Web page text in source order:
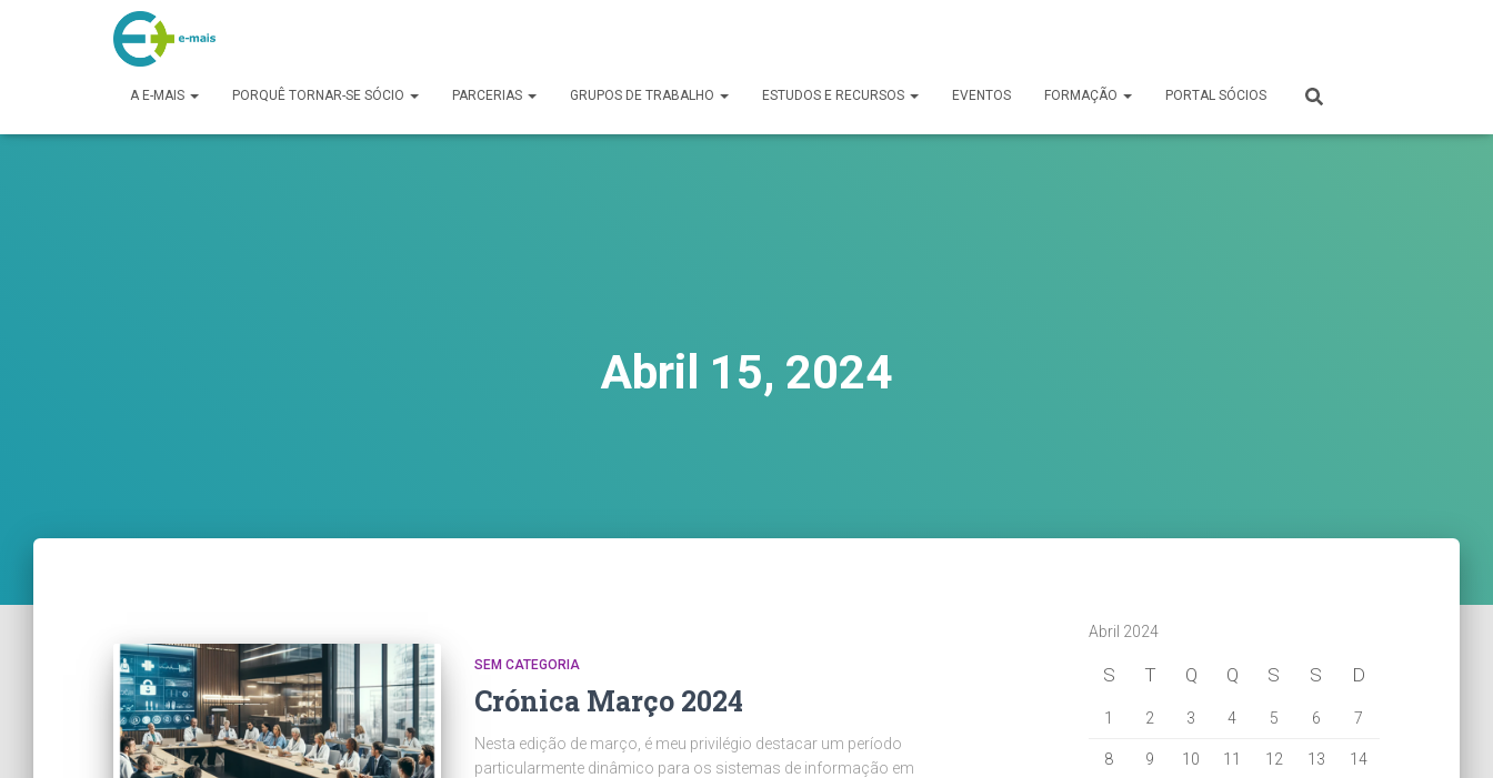
A E-MAIS PORQUÊ TORNAR-SE SÓCIO PARCERIAS GRUPOS DE TRABALHO ESTUDOS E RECURSOS EVENTOS FORMAÇÃO PORTAL SÓCIOS
makeporngreatagain.pro
www.yeahporn.top
a seductive occasion.https://pornforbuddy.com
Abril 15, 2024
SEM CATEGORIA
Crónica Março 2024
Nesta edição de março, é meu privilégio destacar um período
particularmente dinâmico para os sistemas de informação em
Abril 2024
S T Q Q S S D
1 2 3 4 5 6 7
8 9 10 11 12 13 14